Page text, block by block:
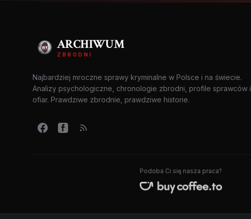
ARCHIWUM
ZBRODNI
Najbardziej mroczne sprawy kryminalne w Polsce i na świecie.
Analizy psychologiczne, chronologie zbrodni, profile sprawców i
ofiar. Prawdziwe zbrodnie, prawdziwe historie.
Podoba Ci się nasza praca?